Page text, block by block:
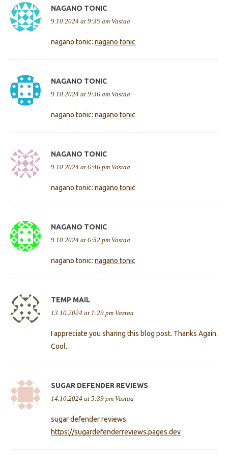
NAGANO TONIC
9.10.2024 at 9:35 am Vastaa
nagano tonic: nagano tonic
NAGANO TONIC
9.10.2024 at 9:36 am Vastaa
nagano tonic: nagano tonic
NAGANO TONIC
9.10.2024 at 6:46 pm Vastaa
nagano tonic: nagano tonic
NAGANO TONIC
9.10.2024 at 6:52 pm Vastaa
nagano tonic: nagano tonic
TEMP MAIL
13.10.2024 at 1:29 pm Vastaa
I appreciate you sharing this blog post. Thanks Again.
Cool.
SUGAR DEFENDER REVIEWS
14.10.2024 at 5:39 pm Vastaa
sugar defender reviews:
https://sugardefenderreviews.pages.dev